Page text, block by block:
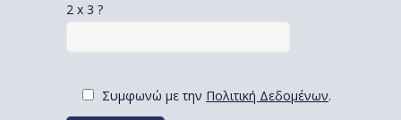
2 x 3 ?
Συμφωνώ με την Πολιτική Δεδομένων.